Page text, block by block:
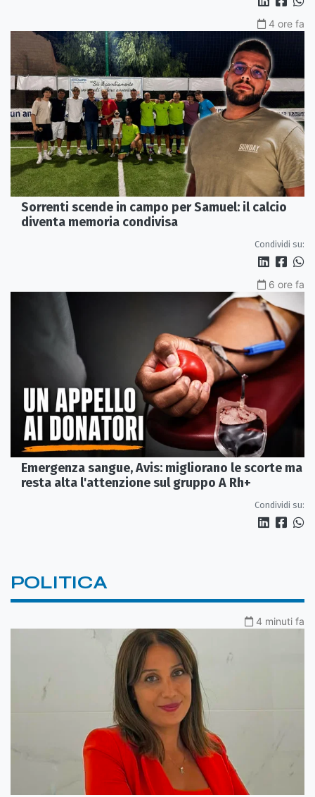
4 ore fa
Sorrenti scende in campo per Samuel: il calcio
diventa memoria condivisa
Condividi su:
6 ore fa
Emergenza sangue, Avis: migliorano le scorte ma
resta alta l'attenzione sul gruppo A Rh+
Condividi su:
POLITICA
4 minuti fa